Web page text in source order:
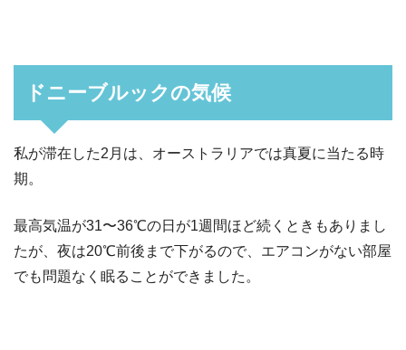
ドニーブルックの気候
私が滞在した2月は、オーストラリアでは真夏に当たる時
期。
最高気温が31〜36℃の日が1週間ほど続くときもありまし
たが、夜は20℃前後まで下がるので、エアコンがない部屋
でも問題なく眠ることができました。